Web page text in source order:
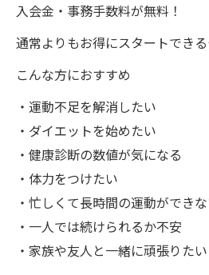
入会金・事務手数料が無料！
通常よりもお得にスタートできる
こんな方におすすめ
・運動不足を解消したい
・ダイエットを始めたい
・健康診断の数値が気になる
・体力をつけたい
・忙しくて長時間の運動ができ
・一人では続けられるか不安
・家族や友人と一緒に頑張りたい